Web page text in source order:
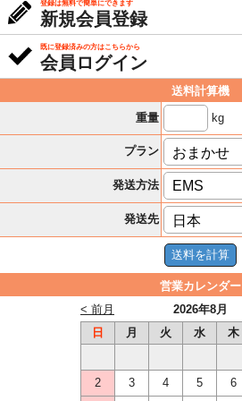
登録は無料で簡単にできます
新規会員登録
既に登録済みの方はこちらから
会員ログイン
送料計算機
重量
kg
プラン
発送方法
発送先
営業カレンダー
2026年8月
< 前月
日
月 火 水 木
2
3 4 5 6